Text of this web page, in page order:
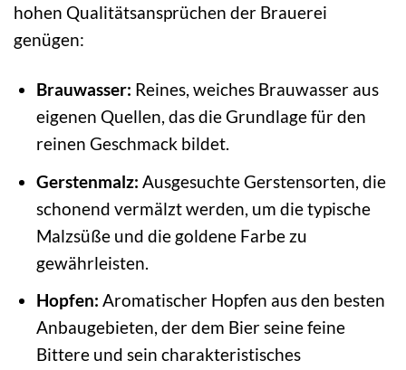
hohen Qualitätsansprüchen der Brauerei
genügen:
Brauwasser: Reines, weiches Brauwasser aus
eigenen Quellen, das die Grundlage für den
reinen Geschmack bildet.
Gerstenmalz: Ausgesuchte Gerstensorten, die
schonend vermälzt werden, um die typische
Malzsüße und die goldene Farbe zu
gewährleisten.
Hopfen: Aromatischer Hopfen aus den besten
Anbaugebieten, der dem Bier seine feine
Bittere und sein charakteristisches